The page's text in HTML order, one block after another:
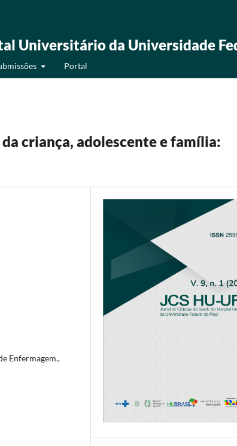
Universitário da Universidade
Portal
criança, adolescente e família:
Enfermagem.,